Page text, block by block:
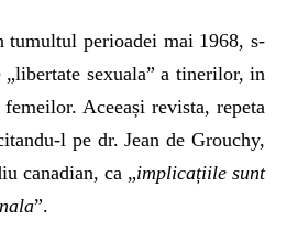
perioadei mai 1968, s-
sexuala” a tinerilor, in
Aceeași revista, repeta
l pe dr. Jean de Grouchy,
canadian, ca „implicațiilesunt
”.